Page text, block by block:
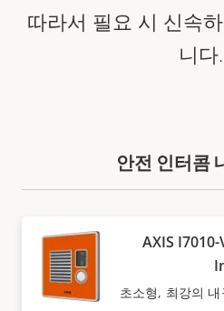
따라서 필요 시 신속
니다.
안전 인터콤
AXIS
초소형, 최강의